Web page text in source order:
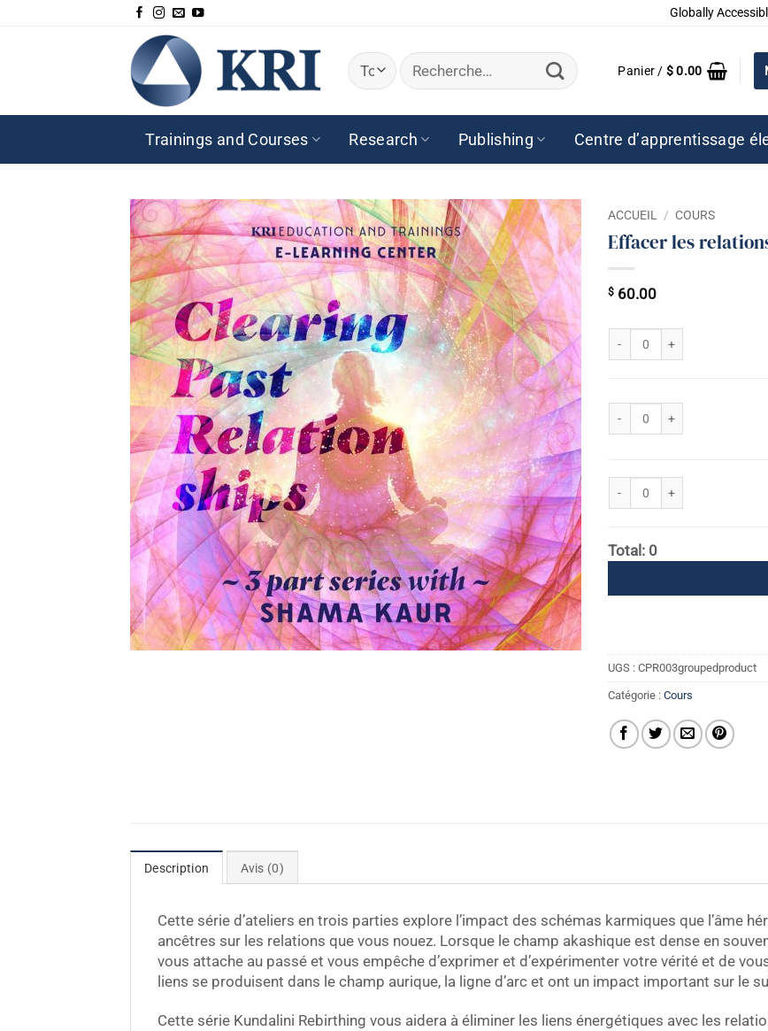
Globally
Recherche
pour :
Panier / $0.00
Trainings and Courses Research Publishing Centre d’apprentissage
ACCUEIL / COURS
Effacer les
$ 60.00
Total: 0
UGS : CPR003groupedproduct
Catégorie : Cours
Description Avis (0)
Cette série d’ateliers en trois parties explore l’impact des schémas karmiques que l’âme
ancêtres sur les relations que vous nouez. Lorsque le champ akashique est dense en
vous attache au passé et vous empêche d’exprimer et d’expérimenter votre vérité et de
liens se produisent dans le champ aurique, la ligne d’arc et ont un impact important sur le
Cette série Kundalini Rebirthing vous aidera à éliminer les liens énergétiques avec les